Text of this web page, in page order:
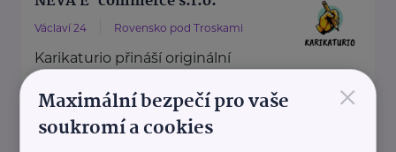
Václaví 24 Rovensko pod Troskami
Karikaturio přináší originální
karikatury, které vám natiskneme
na plátno, plakát, ...
×
Maximální bezpečí pro vaše
soukromí a cookies